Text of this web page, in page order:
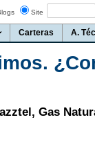
Site
Carteras A.
Gas